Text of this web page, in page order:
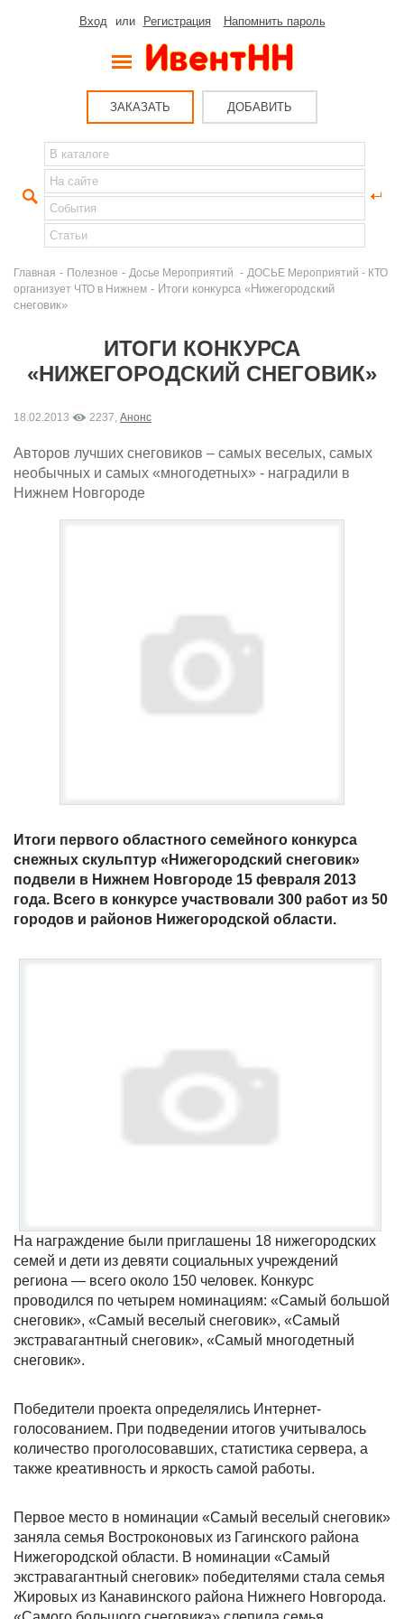
Вход или Регистрация Напомнить пароль
ЗАКАЗАТЬ ДОБАВИТЬ
Главная - Полезное - Досье Мероприятий - ДОСЬЕ Мероприятий - КТО
организует ЧТО в Нижнем - Итоги конкурса «Нижегородский
снеговик»
ИТОГИ КОНКУРСА
«НИЖЕГОРОДСКИЙ СНЕГОВИК»
18.02.2013 2237, Анонс
Авторов лучших снеговиков – самых веселых, самых
необычных и самых «многодетных» - наградили в
Нижнем Новгороде
Итоги первого областного семейного конкурса
снежных скульптур «Нижегородский снеговик»
подвели в Нижнем Новгороде 15 февраля 2013
года. Всего в конкурсе участвовали 300 работ из 50
городов и районов Нижегородской области.
На награждение были приглашены 18 нижегородских
семей и дети из девяти социальных учреждений
региона — всего около 150 человек. Конкурс
проводился по четырем номинациям: «Самый большой
снеговик», «Самый веселый снеговик», «Самый
экстравагантный снеговик», «Самый многодетный
снеговик».
Победители проекта определялись Интернет-
голосованием. При подведении итогов учитывалось
количество проголосовавших, статистика сервера, а
также креативность и яркость самой работы.
Первое место в номинации «Самый веселый снеговик»
заняла семья Востроконовых из Гагинского района
Нижегородской области. В номинации «Самый
экстравагантный снеговик» победителями стала семья
Жировых из Канавинского района Нижнего Новгорода.